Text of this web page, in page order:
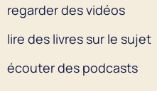
regarder des vidéos
lire des livres sur le sujet
écouter des podcasts